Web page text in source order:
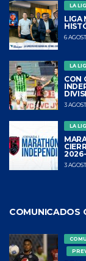
LA
LIGA
6
LA
CON
3
LA
3
COMUNICADOS